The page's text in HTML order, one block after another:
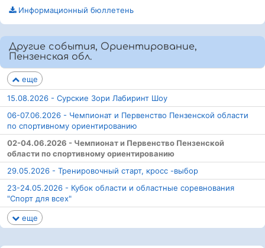
Информационный бюллетень
Другие события, Ориентирование,
Пензенская обл.
еще
15.08.2026 - Сурские Зори Лабиринт Шоу
06-07.06.2026 - Чемпионат и Первенство Пензенской области
по спортивному ориентированию
02-04.06.2026 - Чемпионат и Первенство Пензенской
области по спортивному ориентированию
29.05.2026 - Тренировочный старт, кросс -выбор
23-24.05.2026 - Кубок области и областные соревнования
"Спорт для всех"
еще